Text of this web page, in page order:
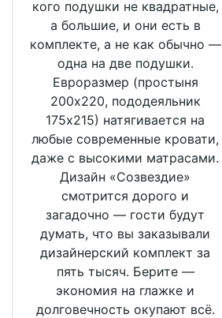
кого подушки не квадратные,
а большие, и они есть в
комплекте, а не как обычно —
одна на две подушки.
Евроразмер (простыня
200х220, пододеяльник
175х215) натягивается на
любые современные кровати,
даже с высокими матрасами.
Дизайн «Созвездие»
смотрится дорого и
загадочно — гости будут
думать, что вы заказывали
дизайнерский комплект за
пять тысяч. Берите —
экономия на глажке и
долговечность окупают всё.